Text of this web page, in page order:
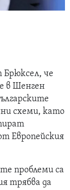
че
в Шенген
схеми, като
Европейския
проблеми са
трябва да